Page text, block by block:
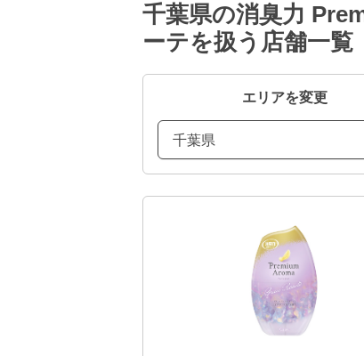
千葉県の消臭力
ーテを扱う店舗一覧
エリアを変更
千葉県